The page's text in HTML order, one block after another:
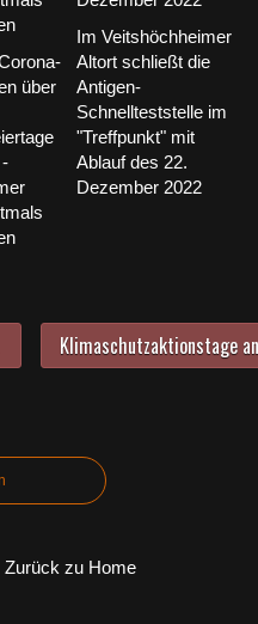
über
Im Veitshöchheimer
Altort schließt die
Antigen-
Schnellteststelle im
"Treffpunkt" mit
Ablauf des 22.
Dezember 2022
Zurück zu Home